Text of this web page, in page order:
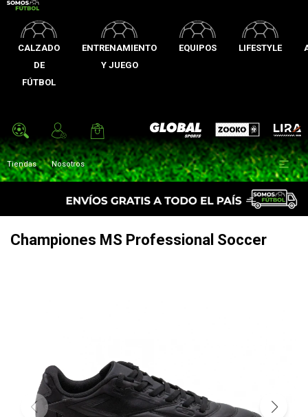
CALZADO
DE
FÚTBOL
ENTRENAMIENTO
Y JUEGO
EQUIPOS LIFESTYLE
Global Sports Zooko Lira
Tiendas Nosotros 
Championes MS Professional Soccer